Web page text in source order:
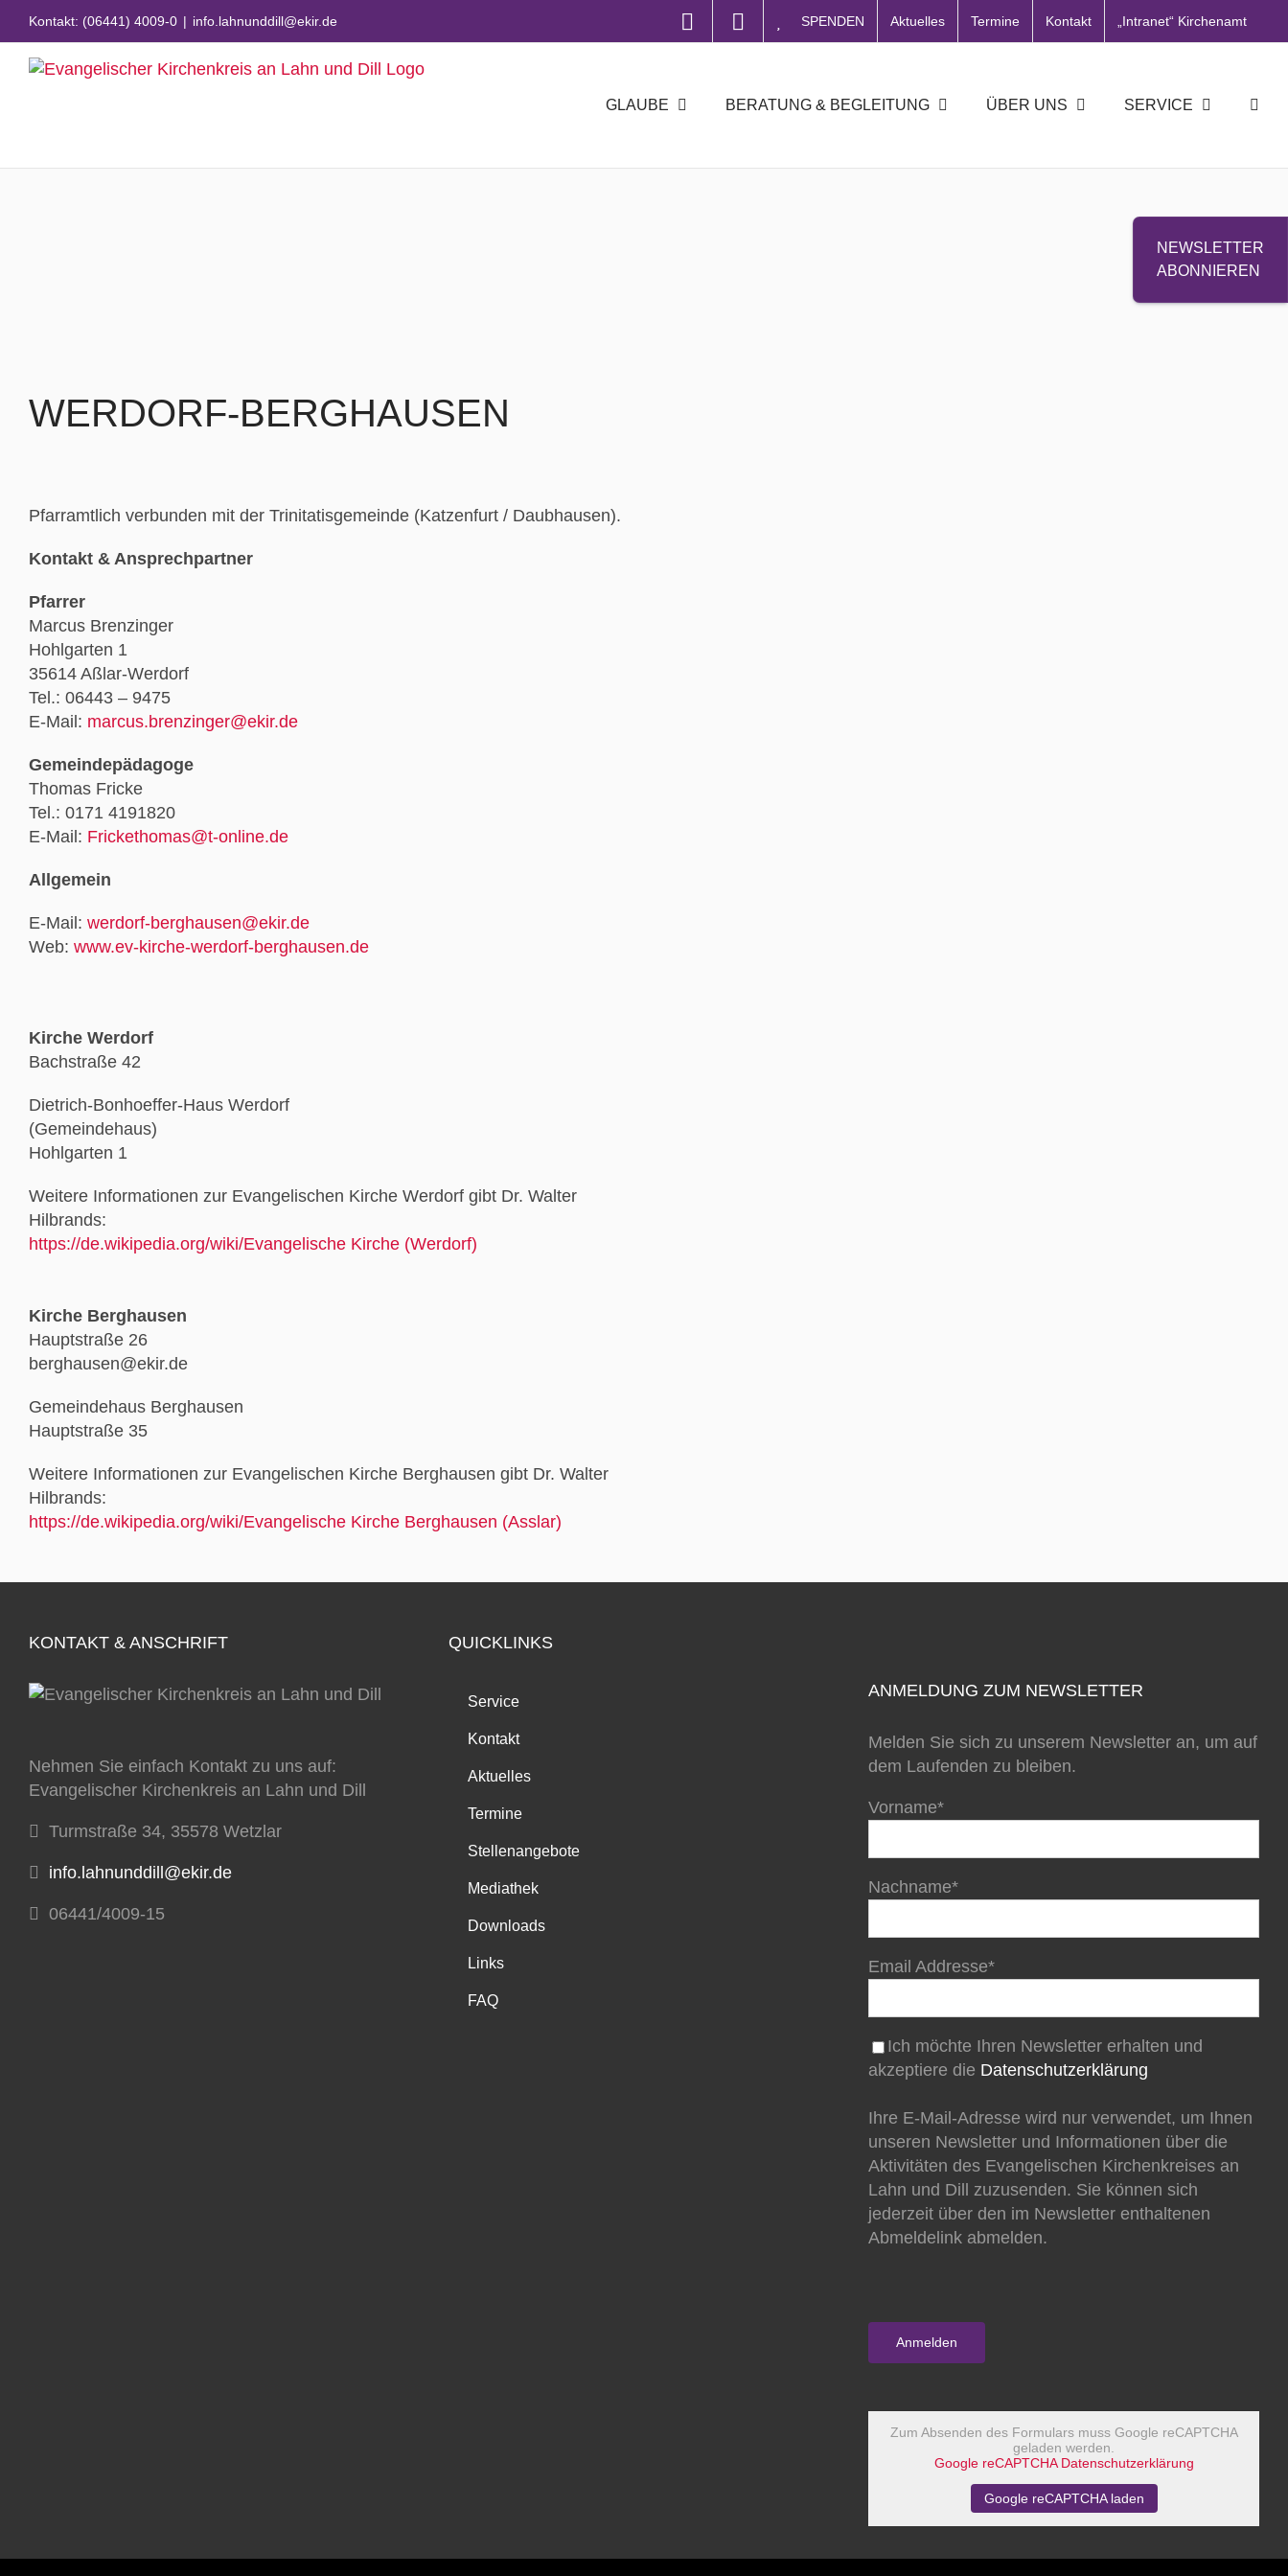
springen
Kontakt: (06441) 4009-0 | info.lahnunddill@ekir.de SPENDEN Aktuelles Termine Kontakt „Intranet“ Kirchenamt
GLAUBE BERATUNG & BEGLEITUNG ÜBER UNS SERVICE
NEWSLETTER
ABONNIEREN
WERDORF-BERGHAUSEN
Pfarramtlich verbunden mit der Trinitatisgemeinde (Katzenfurt / Daubhausen).
Kontakt & Ansprechpartner
Pfarrer
Marcus Brenzinger
Hohlgarten 1
35614 Aßlar-Werdorf
Tel.: 06443 – 9475
E-Mail: marcus.brenzinger@ekir.de
Gemeindepädagoge
Thomas Fricke
Tel.: 0171 4191820
E-Mail: Frickethomas@t-online.de
Allgemein
E-Mail: werdorf-berghausen@ekir.de
Web: www.ev-kirche-werdorf-berghausen.de
Kirche Werdorf
Bachstraße 42
Dietrich-Bonhoeffer-Haus Werdorf
(Gemeindehaus)
Hohlgarten 1
Weitere Informationen zur Evangelischen Kirche Werdorf gibt Dr. Walter
Hilbrands:
https://de.wikipedia.org/wiki/Evangelische Kirche (Werdorf)
Kirche Berghausen
Hauptstraße 26
berghausen@ekir.de
Gemeindehaus Berghausen
Hauptstraße 35
Weitere Informationen zur Evangelischen Kirche Berghausen gibt Dr. Walter
Hilbrands:
https://de.wikipedia.org/wiki/Evangelische Kirche Berghausen (Asslar)
KONTAKT & ANSCHRIFT
Nehmen Sie einfach Kontakt zu uns auf:
Evangelischer Kirchenkreis an Lahn und Dill
Turmstraße 34, 35578 Wetzlar
info.lahnunddill@ekir.de
06441/4009-15
QUICKLINKS
Service
Kontakt
Aktuelles
Termine
Stellenangebote
Mediathek
Downloads
Links
FAQ
ANMELDUNG ZUM NEWSLETTER
Melden Sie sich zu unserem Newsletter an, um auf
dem Laufenden zu bleiben.
Vorname*
Nachname*
Email Addresse*
Ich möchte Ihren Newsletter erhalten und
akzeptiere die Datenschutzerklärung
Ihre E-Mail-Adresse wird nur verwendet, um Ihnen
unseren Newsletter und Informationen über die
Aktivitäten des Evangelischen Kirchenkreises an
Lahn und Dill zuzusenden. Sie können sich
jederzeit über den im Newsletter enthaltenen
Abmeldelink abmelden.
Zum Absenden des Formulars muss Google reCAPTCHA
geladen werden.
Google reCAPTCHA Datenschutzerklärung
Google reCAPTCHA laden